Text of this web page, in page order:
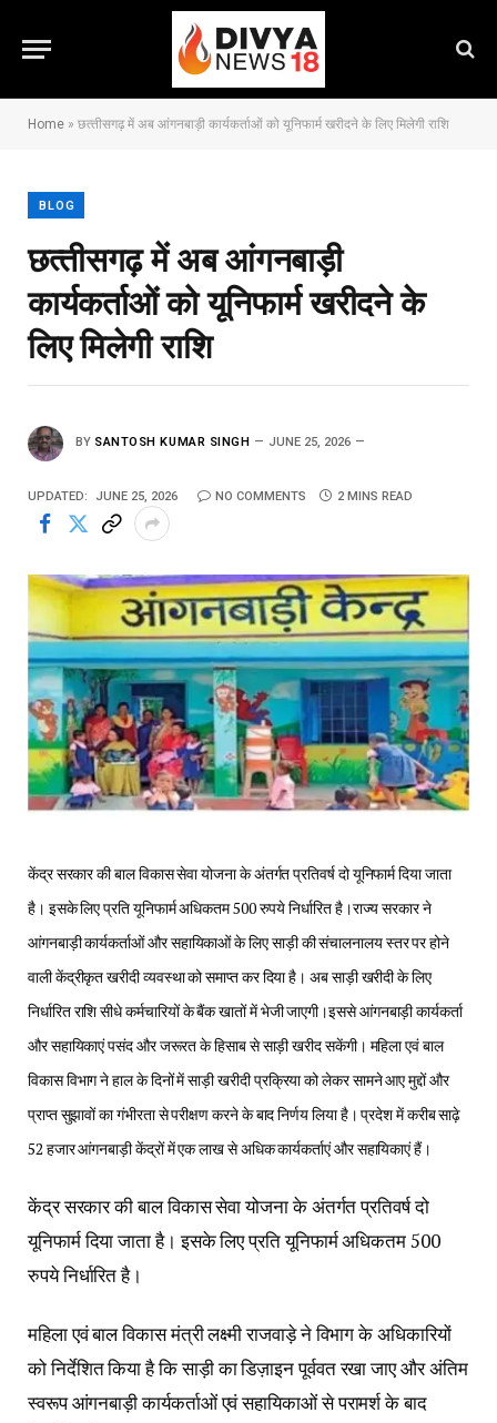
Home » छत्‍तीसगढ़ में अब आंगनबाड़ी कार्यकर्ताओं को यूनिफार्म खरीदने के लिए मिलेगी राशि
BLOG
छत्‍तीसगढ़ में अब आंगनबाड़ी
कार्यकर्ताओं को यूनिफार्म खरीदने के
लिए मिलेगी राशि
BY SANTOSH KUMAR SINGH JUNE 25, 2026
UPDATED: JUNE 25, 2026 NO COMMENTS 2 MINS READ
केंद्र सरकार की बाल विकास सेवा योजना के अंतर्गत प्रतिवर्ष दो यूनिफार्म दिया जाता
है। इसके लिए प्रति यूनिफार्म अधिकतम 500 रुपये निर्धारित है।राज्य सरकार ने
आंगनबाड़ी कार्यकर्ताओं और सहायिकाओं के लिए साड़ी की संचालनालय स्तर पर होने
वाली केंद्रीकृत खरीदी व्यवस्था को समाप्त कर दिया है। अब साड़ी खरीदी के लिए
निर्धारित राशि सीधे कर्मचारियों के बैंक खातों में भेजी जाएगी।इससे आंगनबाड़ी कार्यकर्ता
और सहायिकाएं पसंद और जरूरत के हिसाब से साड़ी खरीद सकेंगी। महिला एवं बाल
विकास विभाग ने हाल के दिनों में साड़ी खरीदी प्रक्रिया को लेकर सामने आए मुद्दों और
प्राप्त सुझावों का गंभीरता से परीक्षण करने के बाद निर्णय लिया है। प्रदेश में करीब साढ़े
52 हजार आंगनबाड़ी केंद्रों में एक लाख से अधिक कार्यकर्ताएं और सहायिकाएं हैं।
केंद्र सरकार की बाल विकास सेवा योजना के अंतर्गत प्रतिवर्ष दो
यूनिफार्म दिया जाता है। इसके लिए प्रति यूनिफार्म अधिकतम 500
रुपये निर्धारित है।
महिला एवं बाल विकास मंत्री लक्ष्मी राजवाड़े ने विभाग के अधिकारियों
को निर्देशित किया है कि साड़ी का डिज़ाइन पूर्ववत रखा जाए और अंतिम
स्वरूप आंगनबाड़ी कार्यकर्ताओं एवं सहायिकाओं से परामर्श के बाद